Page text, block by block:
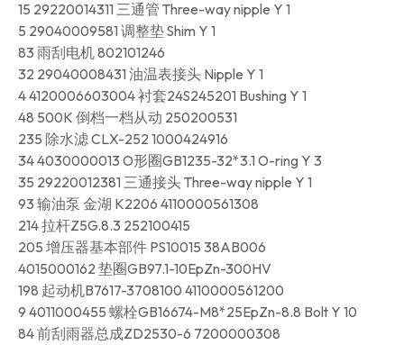
15 29220014311 三通管 Three-way nipple Y 1
5 29040009581 调整垫 Shim Y 1
83 雨刮电机 802101246
32 29040008431 油温表接头 Nipple Y 1
4 4120006603004 衬套24S245201 Bushing Y 1
48 500K 倒档一档从动 250200531
235 除水滤 CLX-252 1000424916
34 4030000013 O形圈GB1235-32*3.1 O-ring Y 3
35 29220012381 三通接头 Three-way nipple Y 1
93 输油泵 金湖 K2206 4110000561308
214 拉杆Z5G.8.3 252100415
205 增压器基本部件 PS10015 38AB006
4015000162 垫圈GB97.1-10EpZn-300HV
198 起动机B7617-3708100 4110000561200
9 4011000455 螺栓GB16674-M8*25EpZn-8.8 Bolt Y 10
84 前刮雨器总成ZD2530-6 7200000308